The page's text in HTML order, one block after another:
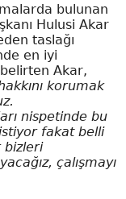
bulunan
Hulusi Akar
taslağı
en iyi
belirten Akar,
korumak
nispetinde bu
fakat belli
bizleri
çalışmayı